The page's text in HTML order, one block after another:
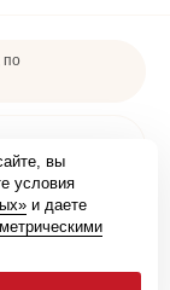
по
вы
условия
и даете